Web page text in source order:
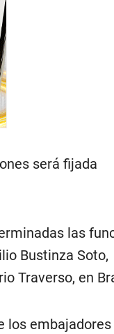
será fijada
las
Bustinza Soto,
Traverso, en
los embajadores